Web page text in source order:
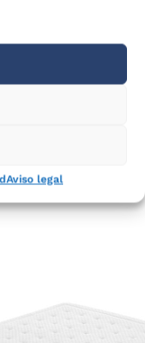
Aviso legal
sólo
€
opciones